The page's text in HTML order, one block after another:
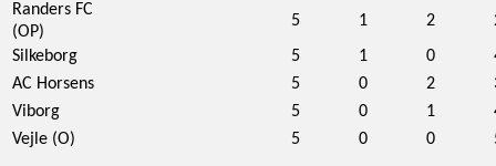
Randers FC
(OP)
5 1 2
Silkeborg
5 1 0
AC Horsens
5 0 2
Viborg
5 0 1
Vejle (O)
5 0 0